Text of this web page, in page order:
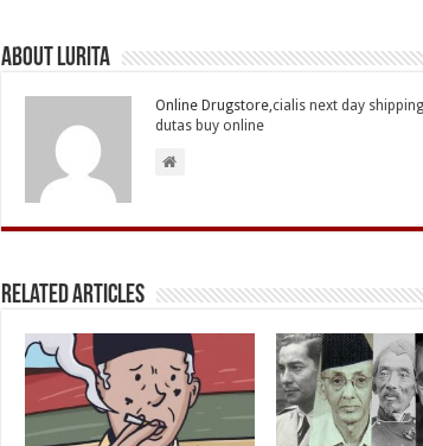
About Lurita
Online Drugstore,cialis next day shipping
dutas buy online
Related Articles